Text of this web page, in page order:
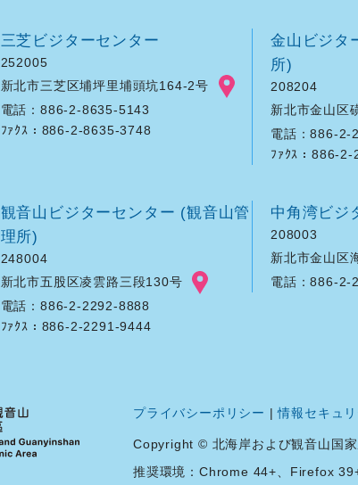
三芝ビジターセンター
252005
新北市三芝区埔坪里埔頭坑164-2号
電話：886-2-8635-5143
ﾌｧｸｽ：886-2-8635-3748
金山ビジタ
所)
208204
新北市金山区
電話：886-2-
ﾌｧｸｽ：886-
観音山ビジターセンター (観音山管
理所)
248004
新北市五股区凌雲路三段130号
電話：886-2-2292-8888
ﾌｧｸｽ：886-2-2291-9444
中角湾ビジ
208003
新北市金山区
電話：886-2-
プライバシーポリシー |情報セキュ
Copyright © 北海岸および観音山国
推奨環境：Chrome 44+、Firefox